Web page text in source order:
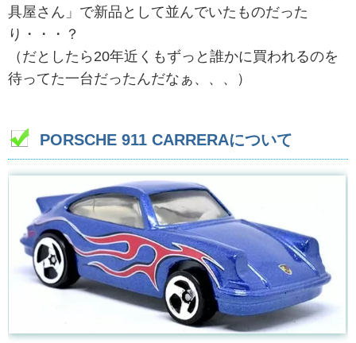
具屋さん」で新品として並んでいたものだった
り・・・？
（だとしたら20年近くもずっと誰かに買われるのを
待ってた一台だったんだなぁ、、、）
PORSCHE 911 CARRERAについて